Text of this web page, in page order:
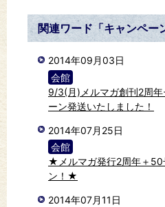
関連ワード「キャンペー
2014年09月03日
会館
9/3(月)メルマガ創刊2周
ーン発送いたしました！
2014年07月25日
会館
★メルマガ発行2周年＋50
ン！★
2014年07月11日